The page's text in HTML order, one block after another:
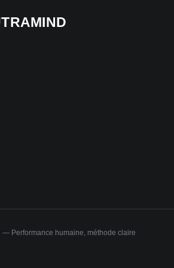
Performance humaine, méthode claire